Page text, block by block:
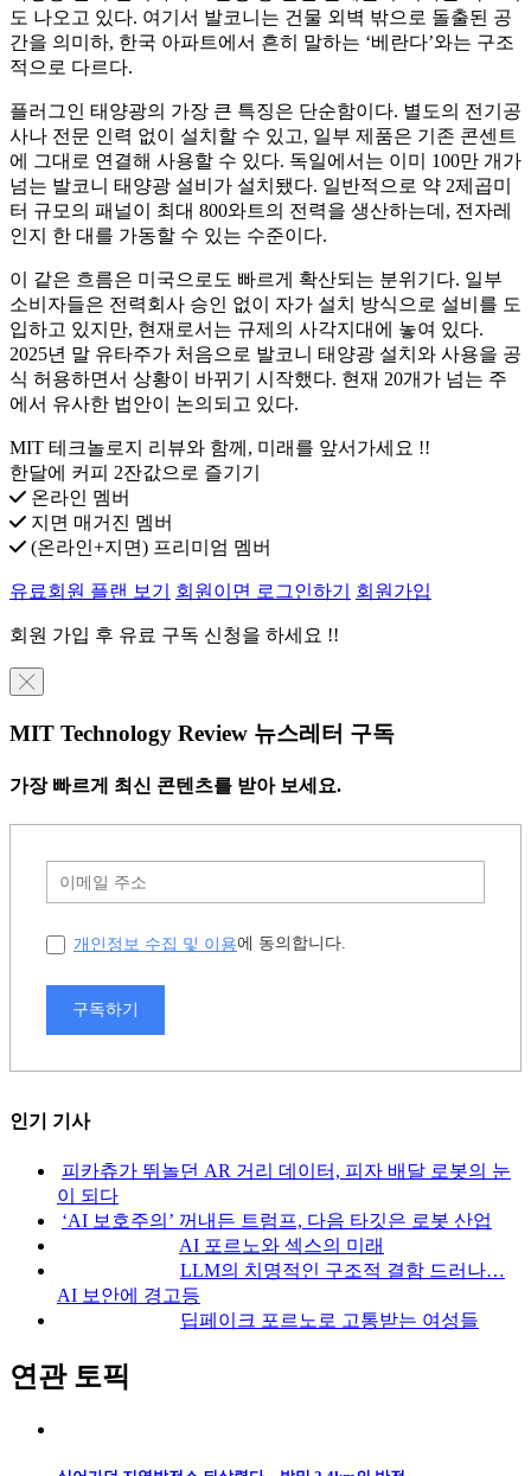
도 나오고 있다. 여기서 발코니는 건물 외벽 밖으로 돌출된 공
간을 의미하, 한국 아파트에서 흔히 말하는 ‘베란다’와는 구조
적으로 다르다.
플러그인 태양광의 가장 큰 특징은 단순함이다. 별도의 전기공
사나 전문 인력 없이 설치할 수 있고, 일부 제품은 기존 콘센트
에 그대로 연결해 사용할 수 있다. 독일에서는 이미 100만 개가
넘는 발코니 태양광 설비가 설치됐다. 일반적으로 약 2제곱미
터 규모의 패널이 최대 800와트의 전력을 생산하는데, 전자레
인지 한 대를 가동할 수 있는 수준이다.
이 같은 흐름은 미국으로도 빠르게 확산되는 분위기다. 일부
소비자들은 전력회사 승인 없이 자가 설치 방식으로 설비를 도
입하고 있지만, 현재로서는 규제의 사각지대에 놓여 있다.
2025년 말 유타주가 처음으로 발코니 태양광 설치와 사용을 공
식 허용하면서 상황이 바뀌기 시작했다. 현재 20개가 넘는 주
에서 유사한 법안이 논의되고 있다.
MIT 테크놀로지 리뷰와 함께, 미래를 앞서가세요 !!
한달에 커피 2잔값으로 즐기기
온라인 멤버
지면 매거진 멤버
(온라인+지면) 프리미엄 멤버
유료회원 플랜 보기 회원이면 로그인하기 회원가입
회원 가입 후 유료 구독 신청을 하세요 !!
╳
MIT Technology Review 뉴스레터 구독
가장 빠르게 최신 콘텐츠를 받아 보세요.
개인정보 수집 및 이용에 동의합니다.
구독하기
인기 기사
피카츄가 뛰놀던 AR 거리 데이터, 피자 배달 로봇의 눈
이 되다
‘AI 보호주의’ 꺼내든 트럼프, 다음 타깃은 로봇 산업
AI 포르노와 섹스의 미래
LLM의 치명적인 구조적 결함 드러나…
AI 보안에 경고등
딥페이크 포르노로 고통받는 여성들
연관 토픽